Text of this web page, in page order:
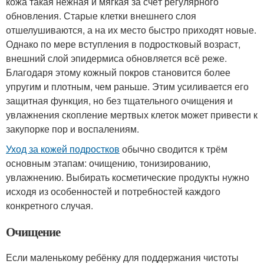
обновления. Старые клетки внешнего слоя
отшелушиваются, а на их место быстро приходят новые.
Однако по мере вступления в подростковый возраст,
внешний слой эпидермиса обновляется всё реже.
Благодаря этому кожный покров становится более
упругим и плотным, чем раньше. Этим усиливается его
защитная функция, но без тщательного очищения и
увлажнения скопление мертвых клеток может привести к
закупорке пор и воспалениям.
Уход за кожей подростков обычно сводится к трём
основным этапам: очищению, тонизированию,
увлажнению. Выбирать косметические продукты нужно
исходя из особенностей и потребностей каждого
конкретного случая.
Очищение
Если маленькому ребёнку для поддержания чистоты